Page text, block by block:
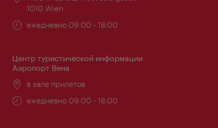
1010 Wien
Часы
ежедневно 09:00 - 18:00
Центр туристической информации
Аэропорт Вена
Расположение:
в зале прилетов
Часы
ежедневно 09:00 - 18:00